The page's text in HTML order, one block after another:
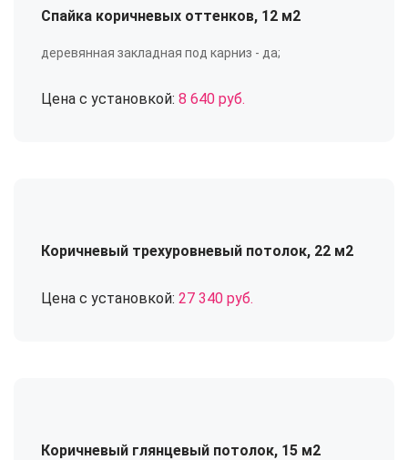
Спайка коричневых оттенков, 12 м2
деревянная закладная под карниз - да;
Цена с установкой: 8 640 руб.
Коричневый трехуровневый потолок, 22 м2
Цена с установкой: 27 340 руб.
Коричневый глянцевый потолок, 15 м2